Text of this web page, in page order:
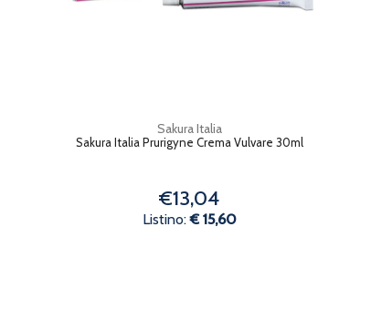
Sakura Italia
Sakura Italia Prurigyne Crema Vulvare 30ml
€13,04
Listino:€ 15,60